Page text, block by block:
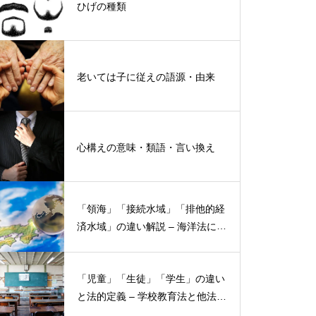
ひげの種類
老いては子に従えの語源・由来
心構えの意味・類語・言い換え
「領海」「接続水域」「排他的経
済水域」の違い解説 – 海洋法にお
「児童」「生徒」「学生」の違い
と法的定義 – 学校教育法と他法律